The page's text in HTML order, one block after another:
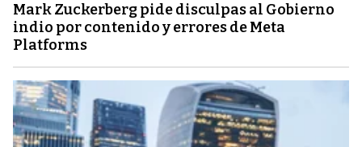
Mark Zuckerberg pide disculpas al Gobierno
indio por contenido y errores de Meta
Platforms